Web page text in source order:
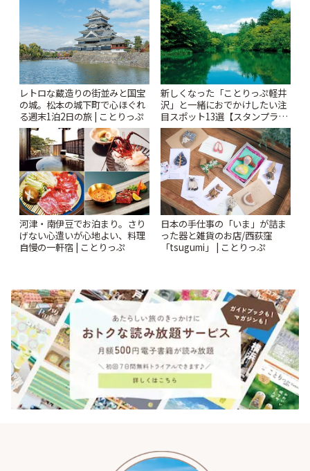
レトロな蔵造りの街並みと国宝
の城。松本の城下町で心ほぐれ
る週末1泊2日の旅 | ことりっぷ
新しくなった「ことりっぷ軽井
沢」と一緒におでかけしたい注
目スポット13選【スタンプラリ
ー開催中】 | ことりっぷ
河津・南伊豆でお泊まり。さり
げない心遣いが心地よい、料理
自慢の一軒宿 | ことりっぷ
日本の手仕事の「いま」が詰ま
った器と雑貨のお店/西荻窪
「tsugumi」 | ことりっぷ